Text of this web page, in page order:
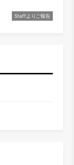
Staffよりご報告